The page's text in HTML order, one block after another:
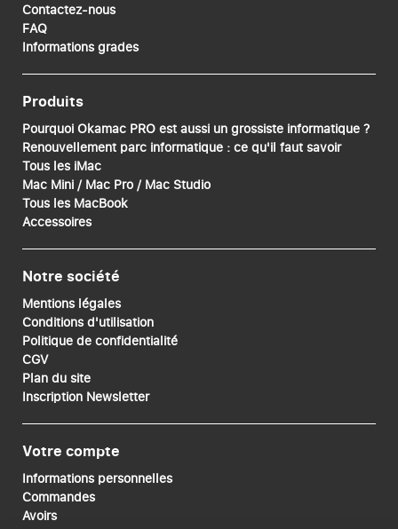
Informations grades
FAQ
Contactez-nous
Produits
Pourquoi Okamac PRO est aussi un grossiste informatique ?
Renouvellement parc informatique : ce qu'il faut savoir
Tous les iMac
Mac Mini / Mac Pro / Mac Studio
Tous les MacBook
Accessoires
Notre société
Mentions légales
Conditions d'utilisation
Politique de confidentialité
CGV
Plan du site
Inscription Newsletter
Votre compte
Informations personnelles
Commandes
Avoirs